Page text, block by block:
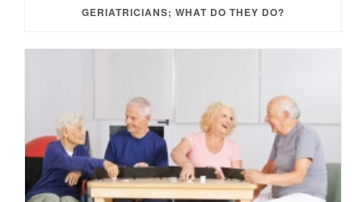
GERIATRICIANS; WHAT DO THEY DO?